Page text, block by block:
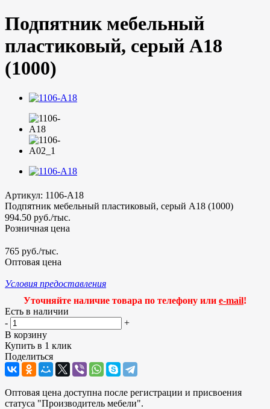
Подпятник мебельный
пластиковый, серый A18
(1000)
Артикул: 1106-A18
Подпятник мебельный пластиковый, серый A18 (1000)
994.50 руб./тыс.
Розничная цена
765 руб./тыс.
Оптовая цена
Условия предоставления
Уточняйте наличие товара по телефону или e-mail!
Есть в наличии
-
+
В корзину
Купить в 1 клик
Поделиться
Оптовая цена доступна после регистрации и присвоения
статуса "Производитель мебели".